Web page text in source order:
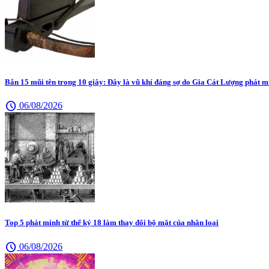
Bắn 15 mũi tên trong 10 giây: Đây là vũ khí đáng sợ do Gia Cát Lượng phát
schedule 06/08/2026
Top 5 phát minh từ thế kỷ 18 làm thay đổi bộ mặt của nhân loại
schedule 06/08/2026